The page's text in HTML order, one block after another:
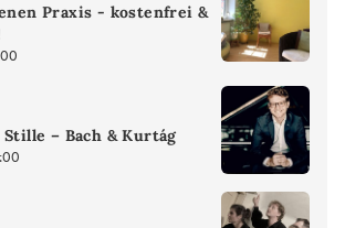
Praxis - kostenfrei &
– Bach & Kurtág